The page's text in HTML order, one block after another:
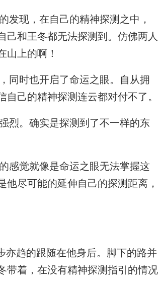
现，在自己的精神探测之中，
己和王冬都无法探测到。仿佛两人
山上的啊！
同时也开启了命运之眼。自从拥
己的精神探测连云都对付不了。
烈。确实是探测到了不一样的东
感觉就像是命运之眼无法掌握这
尽可能的延伸自己的探测距离，
趋的跟随在他身后。脚下的路并
带着，在没有精神探测指引的情况